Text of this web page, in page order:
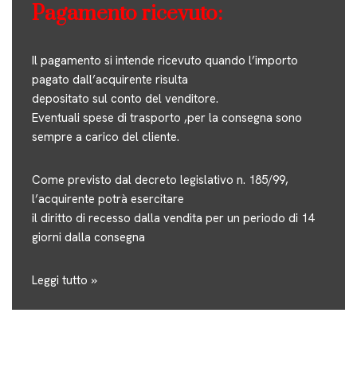
Pagamento ricevuto:
Il pagamento si intende ricevuto quando l’importo
pagato dall’acquirente risulta
depositato sul conto del venditore.
Eventuali spese di trasporto ,per la consegna sono
sempre a carico del cliente.
Come previsto dal decreto legislativo n. 185/99,
l’acquirente potrà esercitare
il diritto di recesso dalla vendita per un periodo di 14
giorni dalla consegna
Leggi tutto »